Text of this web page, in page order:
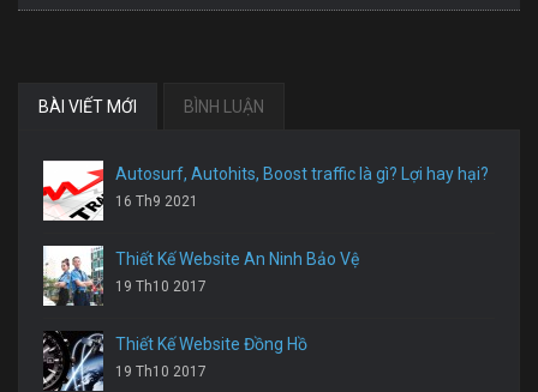
BÀI VIẾT MỚI BÌNH LUẬN
Autosurf, Autohits, Boost traffic là gì? Lợi hay hại?
16 Th9 2021
Thiết Kế Website An Ninh Bảo Vệ
19 Th10 2017
Thiết Kế Website Đồng Hồ
19 Th10 2017